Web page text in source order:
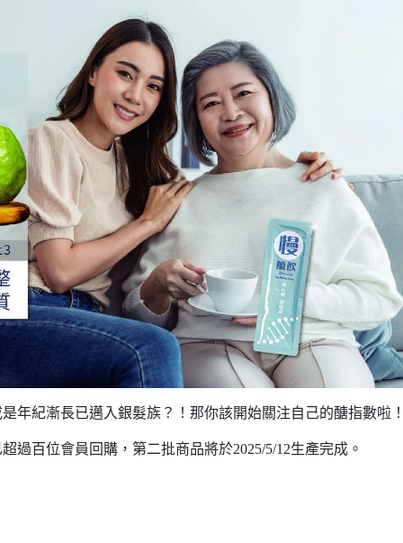
年紀漸長已邁入銀髮族？！那你該開始關注自己的醣指數啦
過百位會員回購，第二批商品將於2025/5/12生產完成。